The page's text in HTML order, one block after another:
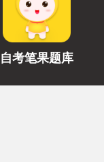
自考笔果题库